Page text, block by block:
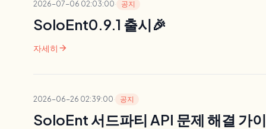
2026-07-06 02:03:00· 공지
SoloEnt0.9.1 출시🎉
자세히 arrow_forward
2026-06-26 02:39:00· 공지
SoloEnt 서드파티 API 문제 해결 가